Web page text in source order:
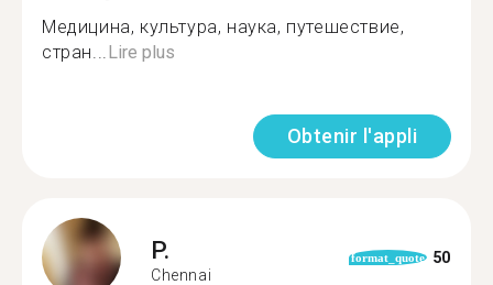
Медицина, культура, наука, путешествие,
стран...Lire plus
Obtenir l'appli
P.
Chennai
format_quote 50